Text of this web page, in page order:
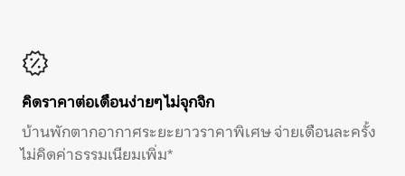
คิดราคาต่อเดือนง่ายๆ ไม่จุกจิก
บ้านพักตากอากาศระยะยาวราคาพิเศษ จ่ายเดือนละครั้ง
ไม่คิดค่าธรรมเนียมเพิ่ม*